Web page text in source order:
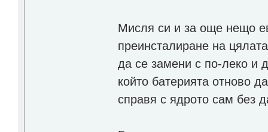
Мисля си и за още нещо
преинсталиране на
да се замени с по-леко и
който батерията отново
справя с ядрото сам без